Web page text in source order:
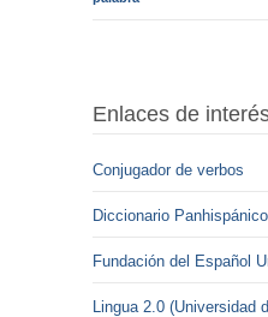
Enlaces de
Conjugador de verbos
Diccionario
Fundación del Español
Lingua 2.0 (Universidad